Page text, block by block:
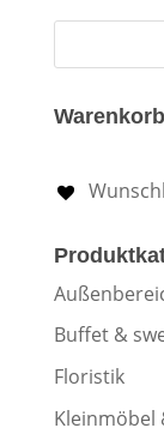
Warenkorb
Buffet &
Floristik
Kleinmöbel